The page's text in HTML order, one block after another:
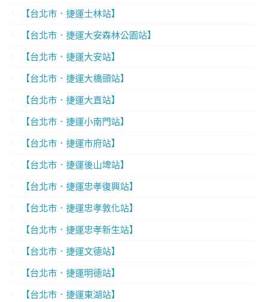
【台北市．捷運士林站】
【台北市．捷運大安森林公園站】
【台北市．捷運大安站】
【台北市．捷運大橋頭站】
【台北市．捷運大直站】
【台北市．捷運小南門站】
【台北市．捷運市府站】
【台北市．捷運後山埤站】
【台北市．捷運忠孝復興站】
【台北市．捷運忠孝敦化站】
【台北市．捷運忠孝新生站】
【台北市．捷運文德站】
【台北市．捷運明德站】
【台北市．捷運東湖站】